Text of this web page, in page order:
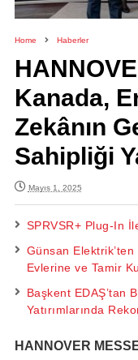
Home Haberler
Kanada,
Zekânın
Sahipliği
Mayıs 1, 2025
SPRVSR+ Plug-In
Günsan
Evlerine ve Tamir
Başkent EDAŞ’tan
Yatırımlarında
HANNOVER